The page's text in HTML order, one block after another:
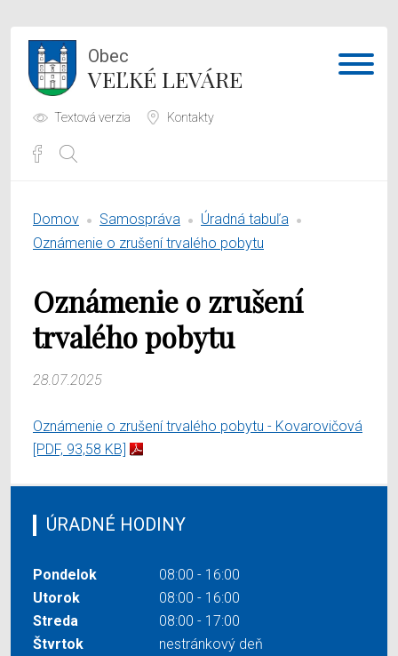
Obec
VEĽKÉ LEVÁRE
Textová verzia Kontakty
Samospráva
Domov Samospráva
Úradná tabuľa
Oznámenie o zrušení trvalého pobytu
Oznámenie o zrušení
trvalého pobytu
28.07.2025
Oznámenie o zrušení trvalého pobytu - Kovarovičová
[PDF, 93,58 KB]
ÚRADNÉ HODINY
Pondelok
08:00 - 16:00
Utorok
08:00 - 16:00
Streda
08:00 - 17:00
Štvrtok
nestránkový deň